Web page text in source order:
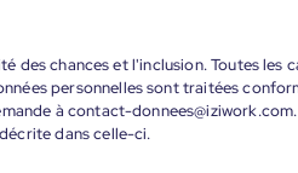
des chances et l'inclusion. Toutes les
personnelles sont traitées
à contact-
dans celle-ci.